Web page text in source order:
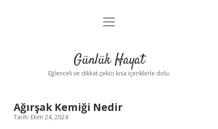
Anasayfa
Yasal Uyarı
menüyü
Günlük Hayat
Eğlenceli ve dikkat çekici kısa içeriklerle dolu.
Ağırşak Kemiği Nedir
Tarih: Ekim 24, 2024